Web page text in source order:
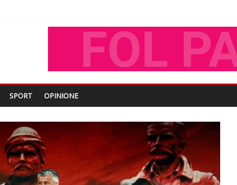
kombëtare
në atdhe të shoqerisë Levizja
SPORT OPINIONE